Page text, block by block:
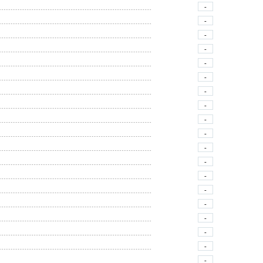
-
-
-
-
-
-
-
-
-
-
-
-
-
-
-
-
-
-
-